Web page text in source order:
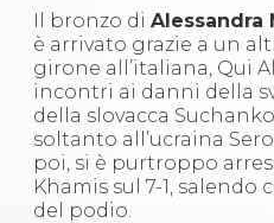
Il bronzo diAlessandra
è arrivato grazie a un
girone all’italiana, Qui
incontri ai danni della
della slovacca
soltanto all’ucraina
poi, si è purtroppo
Khamis sul 7-1, salendo
del podio.